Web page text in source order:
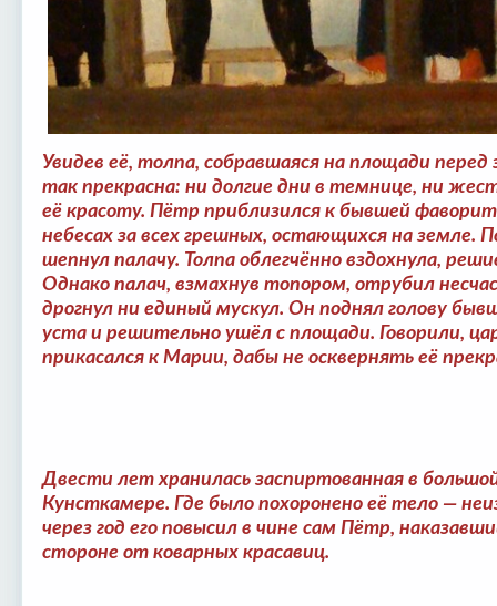
Увидев её, толпа, собравшаяся на площади
так прекрасна: ни долгие дни в темнице, ни
её красоту. Пётр приблизился к бывшей
небесах за всех грешных, остающихся на земле.
шепнул палачу. Толпа облегчённо вздохнула,
Однако палач, взмахнув топором, отрубил
дрогнул ни единый мускул. Он поднял голову
уста и решительно ушёл с площади. Говорили,
прикасался к Марии, дабы не осквернять её
Двести лет хранилась заспиртованная в
Кунсткамере. Где было похоронено её тело —
через год его повысил в чине сам Пётр,
стороне от коварных красавиц.